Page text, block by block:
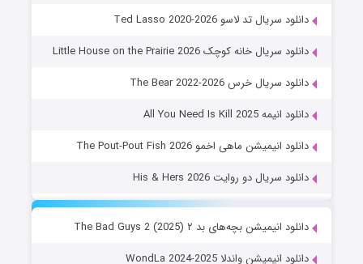
دانلود سریال تد لاسو Ted Lasso 2020-2026
دانلود سریال خانه کوچک Little House on the Prairie 2026
دانلود سریال خرس The Bear 2022-2026
دانلود انیمه All You Need Is Kill 2025
دانلود انیمیشن ماهی اخمو The Pout-Pout Fish 2026
دانلود سریال دو روایت His & Hers 2026
دانلود انیمیشن بچه‌های بد ۲ The Bad Guys 2 (2025)
دانلود انیمیشن واندلا WondLa 2024-2025